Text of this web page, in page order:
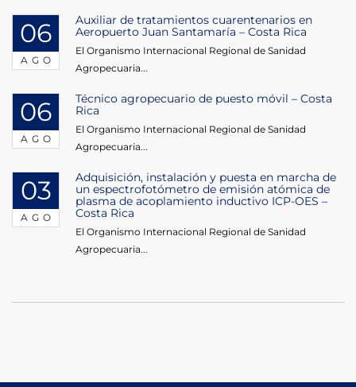
06
AGO
Auxiliar de tratamientos cuarentenarios en
Aeropuerto Juan Santamaría – Costa Rica
El Organismo Internacional Regional de Sanidad
Agropecuaria...
06
AGO
Técnico agropecuario de puesto móvil – Costa
Rica
El Organismo Internacional Regional de Sanidad
Agropecuaria...
03
AGO
Adquisición, instalación y puesta en marcha de
un espectrofotómetro de emisión atómica de
plasma de acoplamiento inductivo ICP-OES –
Costa Rica
El Organismo Internacional Regional de Sanidad
Agropecuaria...